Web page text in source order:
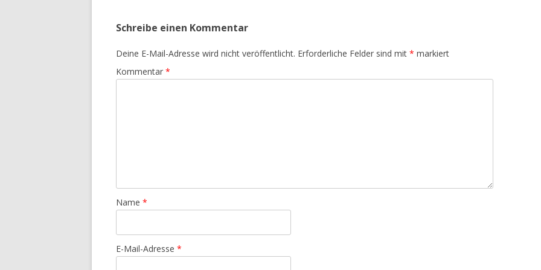
Schreibe einen Kommentar
Deine E-Mail-Adresse wird nicht veröffentlicht. Erforderliche Felder sind mit * markiert
Kommentar *
Name *
E-Mail-Adresse *